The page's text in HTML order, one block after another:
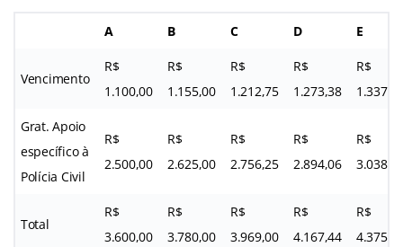
A B C D E
Vencimento
R$
1.100,00
R$
1.155,00
R$
1.212,75
R$
1.273,38
R$
Grat. Apoio
específico à
Polícia Civil
R$
2.500,00
R$
2.625,00
R$
2.756,25
R$
2.894,06
R$
Total
R$
3.600,00
R$
3.780,00
R$
3.969,00
R$
4.167,44
R$